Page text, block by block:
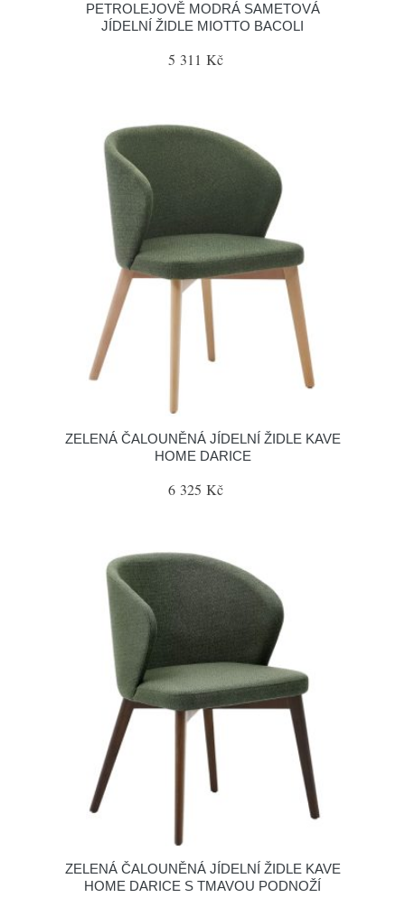
PETROLEJOVĚ MODRÁ SAMETOVÁ
JÍDELNÍ ŽIDLE MIOTTO BACOLI
5 311 Kč
ZELENÁ ČALOUNĚNÁ JÍDELNÍ ŽIDLE KAVE
HOME DARICE
6 325 Kč
ZELENÁ ČALOUNĚNÁ JÍDELNÍ ŽIDLE KAVE
HOME DARICE S TMAVOU PODNOŽÍ